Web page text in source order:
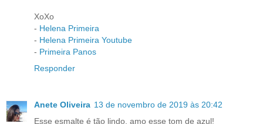
XoXo
- Helena Primeira
- Helena Primeira Youtube
- Primeira Panos
Responder
Anete Oliveira 13 de novembro de 2019 às 20:42
Esse esmalte é tão lindo, amo esse tom de azul!